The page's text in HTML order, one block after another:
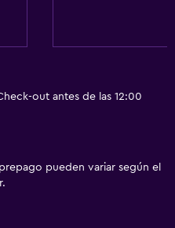
out antes de las 12:00
pueden variar según el